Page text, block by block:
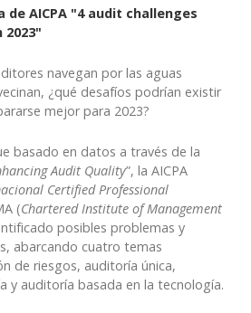
AICPA "4 audit challenges
navegan por las aguas
¿qué desafíos podrían existir
mejor para 2023?
basado en datos a través de la
Audit Quality”, la AICPA
Certified Professional
(Chartered Institute of Management
posibles problemas y
abarcando cuatro temas
de riesgos, auditoría única,
y auditoría basada en la tecnología.